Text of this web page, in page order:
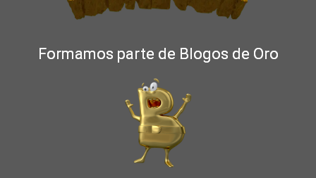
Formamos parte de Blogos de Oro